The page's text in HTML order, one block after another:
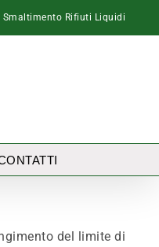
Smaltimento Rifiuti Liquidi
del limite di